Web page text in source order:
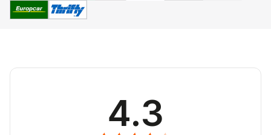
4.3